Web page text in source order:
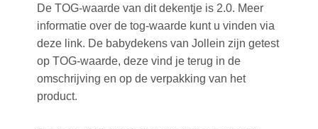
De TOG-waarde van dit dekentje is 2.0. Meer
informatie over de tog-waarde kunt u vinden via
deze link. De babydekens van Jollein zijn getest
op TOG-waarde, deze vind je terug in de
omschrijving en op de verpakking van het
product.